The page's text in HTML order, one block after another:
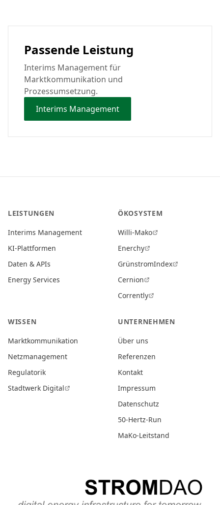
Passende Leistung
Interims Management für
Marktkommunikation und
Prozessumsetzung.
Interims Management
LEISTUNGEN
Interims Management
KI-Plattformen
Daten & APIs
Energy Services
ÖKOSYSTEM
Willi-Mako
Enerchy
GrünstromIndex
Cernion
Corrently
WISSEN
Marktkommunikation
Netzmanagement
Regulatorik
Stadtwerk Digital
UNTERNEHMEN
Über uns
Referenzen
Kontakt
Impressum
Datenschutz
50-Hertz-Run
MaKo-Leitstand